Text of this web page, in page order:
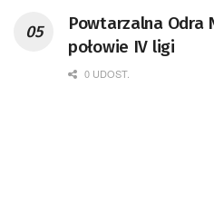
Powtarzalna Odra
połowie IV ligi
0 UDOST.